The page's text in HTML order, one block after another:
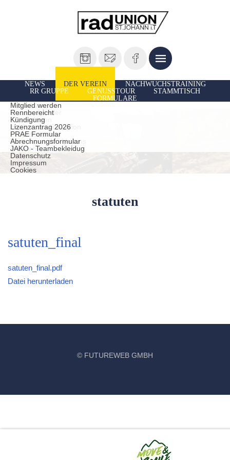
NEWS DER VEREIN
Vorstand
Unsere Sportler
TrainerInnen
Historie der Radunion
Presseberichte
Leistungen des Vereins
statuten
Datenschutz
Impressum
Cookies
NACHWUCHSTRAINING
RR GRUPPE
Ausfahrten
GENUSSTOUR
STAMMTISCH
FORMULARE
Mitglied werden
Rennbereicht
Kündigung
Lizenzantrag 2026
PRAE Formular
Abrechnungsformular
JAKO - Teambekleidug
statuten
satuten_final
satuten_final.pdf
Datei herunterladen
© FUTUREWEB GMBH